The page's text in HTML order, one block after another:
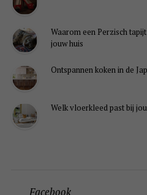
Waarom een Perzisch
jouw huis
Ontspannen koken in de
Welk vloerkleed past bij
Facebook